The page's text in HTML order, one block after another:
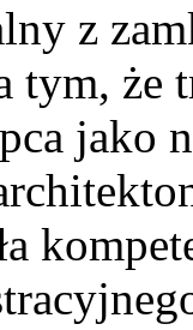
z
tym, że
jako